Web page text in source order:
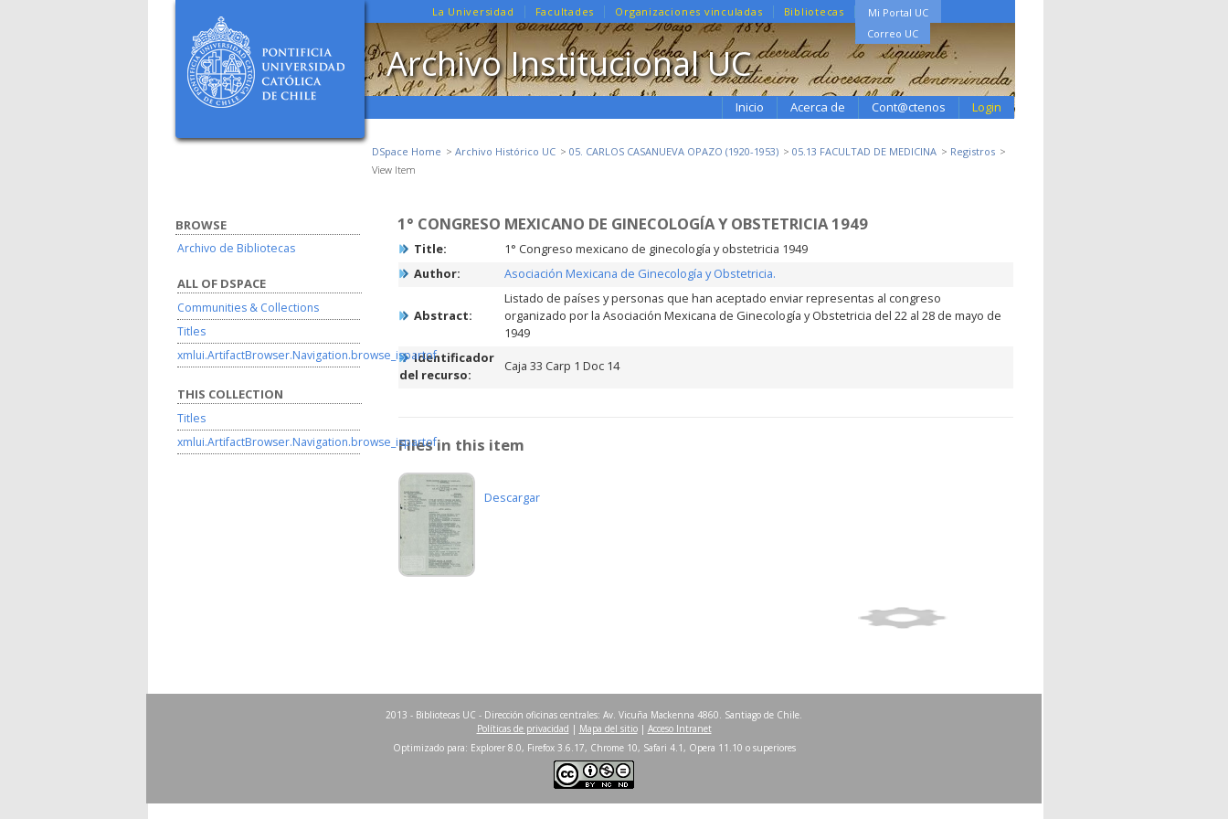
Mi Portal UC
Correo UC
La Universidad Facultades Organizaciones vinculadas Bibliotecas
Archivo Institucional UC
Login
Inicio Acerca de Cont@ctenos
DSpace Home Archivo Histórico UC 05. CARLOS CASANUEVA OPAZO (1920-1953) 05.13 FACULTAD DE MEDICINA
Registros
View Item
1° CONGRESO MEXICANO DE GINECOLOGÍA Y OBSTETRICIA 1949
Title:
1° Congreso mexicano de ginecología y obstetricia 1949
Author:
Asociación Mexicana de Ginecología y Obstetricia.
Abstract:
Listado de países y personas que han aceptado enviar representas al congreso
organizado por la Asociación Mexicana de Ginecología y Obstetricia del 22 al 28 de mayo de
1949
Identificador
del recurso:
Caja 33 Carp 1 Doc 14
Files in this item
Descargar
Show full item record
BROWSE
Archivo de Bibliotecas
ALL OF DSPACE
Communities & Collections
Titles
xmlui.ArtifactBrowser.Navigation.browse_ispartof
THIS COLLECTION
Titles
xmlui.ArtifactBrowser.Navigation.browse_ispartof
2013 - Bibliotecas UC - Dirección oficinas centrales: Av. Vicuña Mackenna 4860. Santiago de Chile.
Políticas de privacidad | Mapa del sitio| Acceso Intranet
Optimizado para: Explorer 8.0, Firefox 3.6.17, Chrome 10, Safari 4.1, Opera 11.10 o superiores